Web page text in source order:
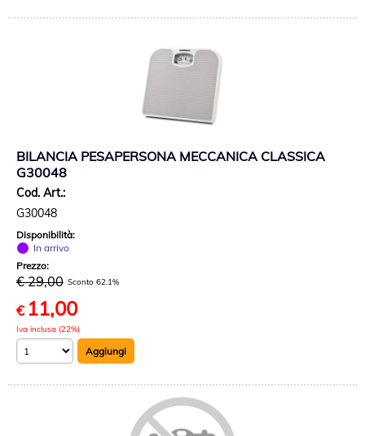
BILANCIA PESAPERSONA MECCANICA CLASSICA
G30048
Cod. Art.:
G30048
Disponibilità:
In arrivo
Prezzo:
€ 29,00 Sconto 62.1%
€ 11,00
Iva inclusa (22%)